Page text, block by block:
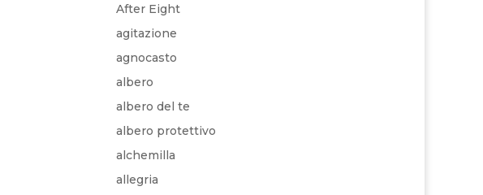
After Eight
agitazione
agnocasto
albero
albero del te
albero protettivo
alchemilla
allegria